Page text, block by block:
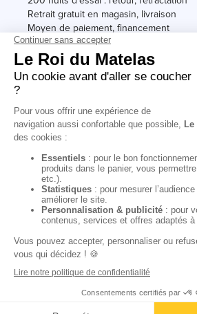
Retrait gratuit en magasin, livraison
Moyen de paiement, financement
Garantie
Destockage
Soldes
Conditions Générales de vente magasin
Conditions Générales de vente internet
Mentions Légales
Données personnelles
Codes promo Le Roi du Matelas
Copyright © 2022. All rights reserved.